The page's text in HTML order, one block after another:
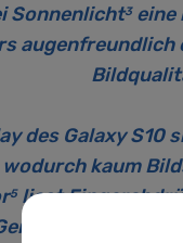
Sonnenlicht3eine
des Galaxy S10
kaum
5liest
und